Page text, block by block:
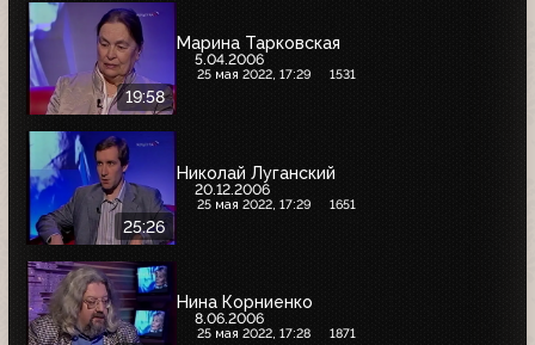
19:58
Марина Тарковская
5.04.2006
25 мая 2022, 17:29 1531
25:26
Николай Луганский
20.12.2006
25 мая 2022, 17:29 1651
Нина Корниенко
8.06.2006
25 мая 2022, 17:28 1871